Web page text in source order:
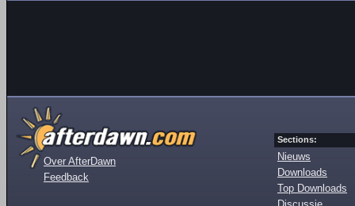
Over AfterDawn
Feedback
Sections:
Nieuws
Downloads
Top Downloads